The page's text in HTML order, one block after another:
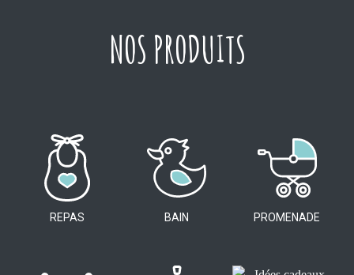
NOS PRODUITS
REPAS BAIN PROMENADE